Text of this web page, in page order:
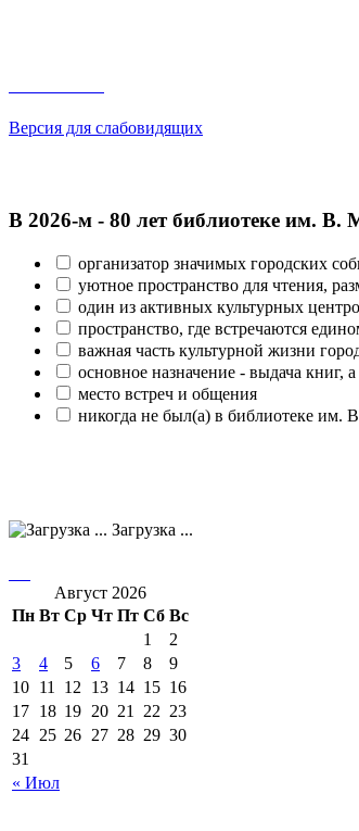
Версия для слабовидящих
В 2026‑м - 80 лет библиотеке им. В.
организатор значимых городских
уютное пространство для чтения,
один из активных культурных
пространство, где встречаются
важная часть культурной жизни
основное назначение - выдача
место встреч и общения
никогда не был(а) в библиотеке им.
Загрузка ...
Август 2026
Пн Вт Ср Чт Пт Сб Вс
« Июл
1
2
3
4 5 6 7 8
9
10 11 12 13 14 15 16
17 18 19 20 21 22 23
24 25 26 27 28 29 30
31